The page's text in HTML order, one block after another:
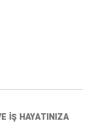
İŞ HAYATINIZA